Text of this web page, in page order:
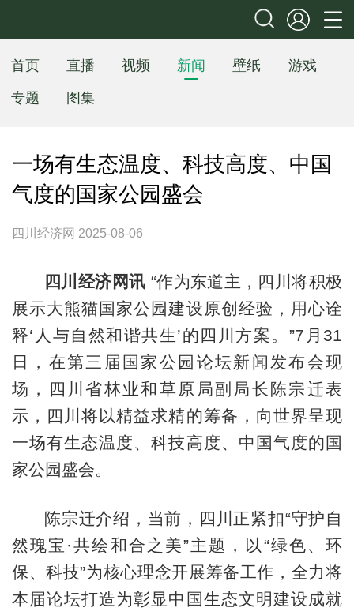
首页 直播 视频 新闻 壁纸
游戏
专题
图集
一场有生态温度、科技高度、中国
气度的国家公园盛会
四川经济网 2025-08-06
四川经济网讯 “作为东道主，四川将积极
展示大熊猫国家公园建设原创经验，用心诠
释‘人与自然和谐共生’的四川方案。”7月31
日，在第三届国家公园论坛新闻发布会现
场，四川省林业和草原局副局长陈宗迁表
示，四川将以精益求精的筹备，向世界呈现
一场有生态温度、科技高度、中国气度的国
家公园盛会。
陈宗迁介绍，当前，四川正紧扣“守护自
然瑰宝·共绘和合之美”主题，以“绿色、环
保、科技”为核心理念开展筹备工作，全力将
本届论坛打造为彰显中国生态文明建设成就